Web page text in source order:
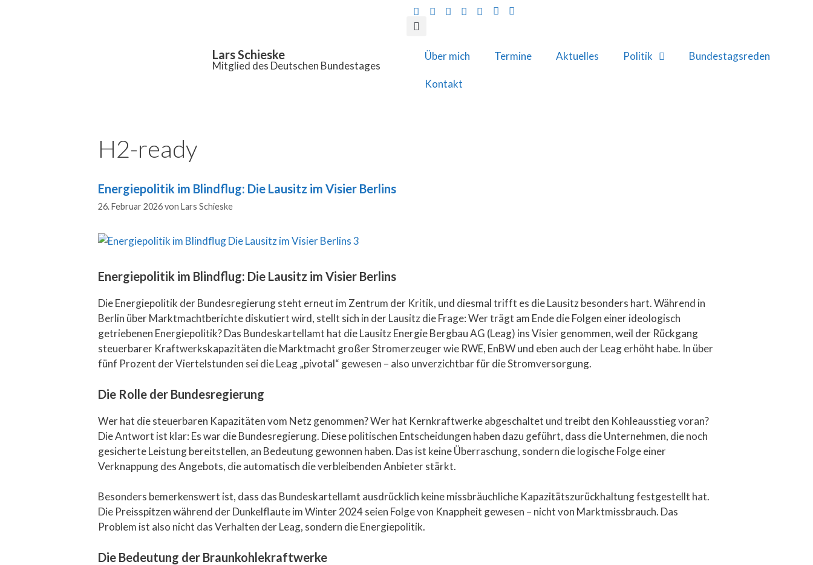
Lars Schieske
Mitglied des Deutschen Bundestages
Über mich Termine Aktuelles Politik Bundestagsreden
Kontakt
H2-ready
Energiepolitik im Blindflug: Die Lausitz im Visier Berlins
26. Februar 2026von Lars Schieske
Energiepolitik im Blindflug: Die Lausitz im Visier Berlins
Die Energiepolitik der Bundesregierung steht erneut im Zentrum der Kritik, und diesmal trifft es die Lausitz besonders hart. Während in
Berlin über Marktmachtberichte diskutiert wird, stellt sich in der Lausitz die Frage: Wer trägt am Ende die Folgen einer ideologisch
getriebenen Energiepolitik? Das Bundeskartellamt hat die Lausitz Energie Bergbau AG (Leag) ins Visier genommen, weil der Rückgang
steuerbarer Kraftwerkskapazitäten die Marktmacht großer Stromerzeuger wie RWE, EnBW und eben auch der Leag erhöht habe. In über
fünf Prozent der Viertelstunden sei die Leag „pivotal“ gewesen – also unverzichtbar für die Stromversorgung.
Die Rolle der Bundesregierung
Wer hat die steuerbaren Kapazitäten vom Netz genommen? Wer hat Kernkraftwerke abgeschaltet und treibt den Kohleausstieg voran?
Die Antwort ist klar: Es war die Bundesregierung. Diese politischen Entscheidungen haben dazu geführt, dass die Unternehmen, die noch
gesicherte Leistung bereitstellen, an Bedeutung gewonnen haben. Das ist keine Überraschung, sondern die logische Folge einer
Verknappung des Angebots, die automatisch die verbleibenden Anbieter stärkt.
Besonders bemerkenswert ist, dass das Bundeskartellamt ausdrücklich keine missbräuchliche Kapazitätszurückhaltung festgestellt hat.
Die Preisspitzen während der Dunkelflaute im Winter 2024 seien Folge von Knappheit gewesen – nicht von Marktmissbrauch. Das
Problem ist also nicht das Verhalten der Leag, sondern die Energiepolitik.
Die Bedeutung der Braunkohlekraftwerke